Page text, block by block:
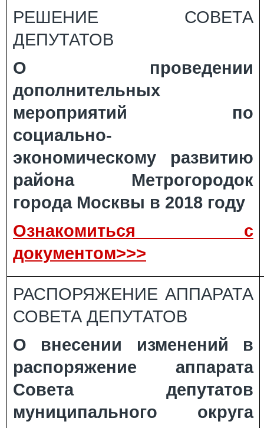
РЕШЕНИЕ СОВЕТА
ДЕПУТАТОВ
О проведении
дополнительных
мероприятий по
социально-
экономическому развитию
района Метрогородок
города Москвы в 2018 году
Ознакомиться с
документом>>>
РАСПОРЯЖЕНИЕ АППАРАТА
СОВЕТА ДЕПУТАТОВ
О внесении изменений в
распоряжение аппарата
Совета депутатов
муниципального округа